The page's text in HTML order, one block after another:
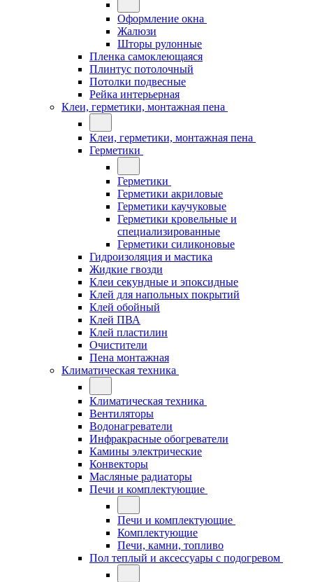
Оформление окна
Жалюзи
Шторы рулонные
Пленка самоклеющаяся
Плинтус потолочный
Потолки подвесные
Рейка интерьерная
Клеи, герметики, монтажная пена
Клеи, герметики, монтажная пена
Герметики
Герметики
Герметики акриловые
Герметики каучуковые
Герметики кровельные и
специализированные
Герметики силиконовые
Гидроизоляция и мастика
Жидкие гвозди
Клеи секундные и эпоксидные
Клей для напольных покрытий
Клей обойный
Клей ПВА
Клей пластилин
Очистители
Пена монтажная
Климатическая техника
Климатическая техника
Вентиляторы
Водонагреватели
Инфракрасные обогреватели
Камины электрические
Конвекторы
Масляные радиаторы
Печи и комплектующие
Печи и комплектующие
Комплектующие
Печи, камни, топливо
Пол теплый и аксессуары с подогревом